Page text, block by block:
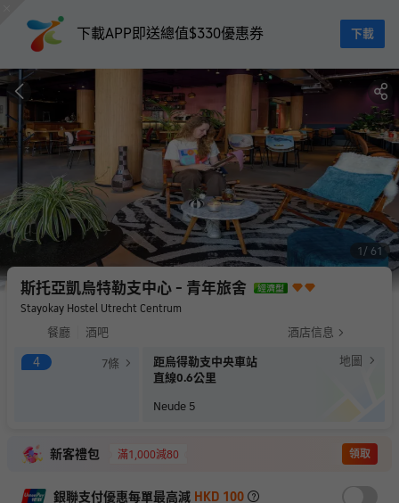
下載APP即送總值$330優惠券 下載
1 61
斯托亞凱烏特勒支中心 - 青年旅舍
Stayokay Hostel Utrecht Centrum
餐廳 酒吧 酒店信息
4 7條
距烏得勒支中央車站
直線0.6公里
地圖
Neude 5
新客禮包 滿1,000減80 領取
銀聯支付優惠每單最高減 HKD 100